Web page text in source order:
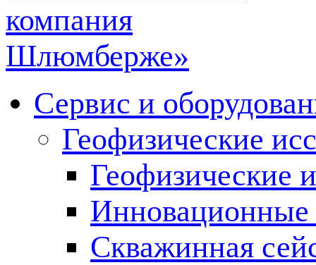
Сервис и
Геофизические
Геофизические
Инновационные
Скважинная